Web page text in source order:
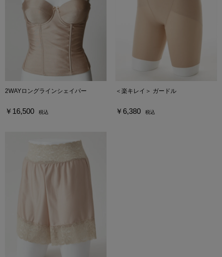
2WAYロングラインシェイパー
￥16,500 税込
＜楽キレイ＞ ガードル
￥6,380 税込